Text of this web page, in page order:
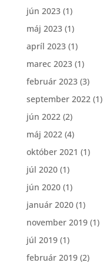
jún 2023(1)
máj 2023(1)
apríl 2023(1)
marec 2023(1)
február 2023(3)
september 2022(1)
jún 2022(2)
máj 2022(4)
október 2021 (1)
júl 2020(1)
jún 2020(1)
január 2020(1)
november 2019(1)
júl 2019(1)
február 2019(2)